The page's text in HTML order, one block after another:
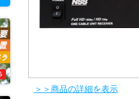
＞＞商品の詳細を表示